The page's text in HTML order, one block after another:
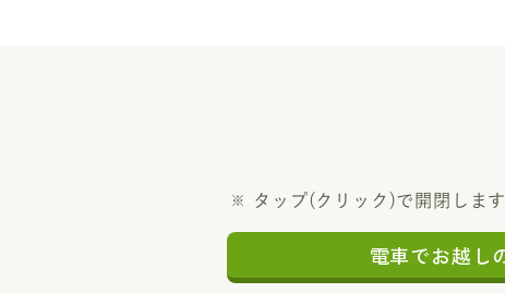
タップ(クリック)で開閉します
電車でお越し